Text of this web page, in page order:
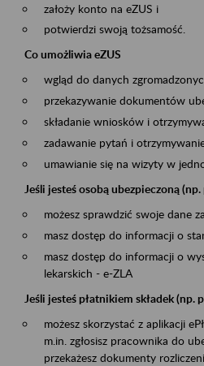
założy konto na eZUS i
potwierdzi swoją tożsamość.
Co umożliwia eZUS
wgląd do danych
przekazywanie dokumentów
składanie wniosków i
zadawanie pytań i
umawianie się na wizyty w
Jeśli jesteś osobą ubezpieczoną
możesz sprawdzić swoje dane
masz dostęp do informacji o
masz dostęp do informacji o
lekarskich - e-ZLA
Jeśli jesteś płatnikiem składek (np.
możesz skorzystać z aplikacji
m.in. zgłosisz pracownika do
przekażesz dokumenty